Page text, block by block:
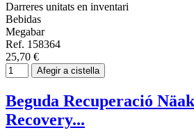
Darreres unitats en inventari
Bebidas
Megabar
Ref. 158364
25,70 €
Afegir a cistella
Beguda Recuperació
Recovery...